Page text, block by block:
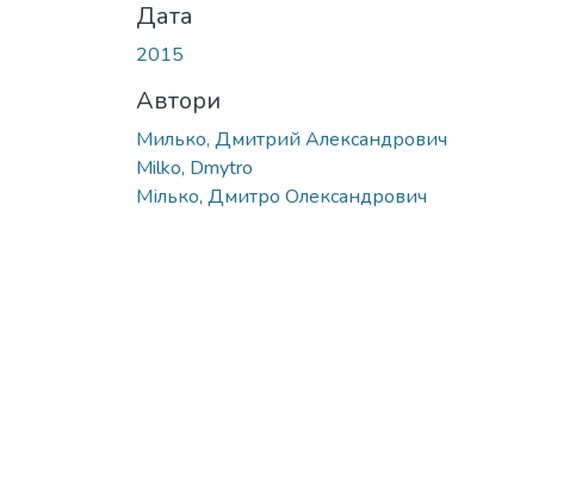
Дата
2015
Автори
Милько, Дмитрий Александрович
Milko, Dmytro
Мілько, Дмитро Олександрович